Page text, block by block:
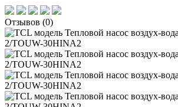
Отзывов (0)